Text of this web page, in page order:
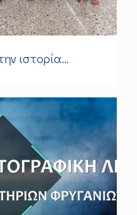
ιστορία…